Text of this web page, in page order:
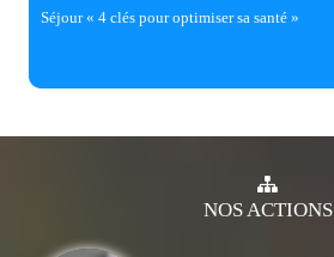
Séjour « 4 clés pour optimiser sa santé »
NOSACTIONS